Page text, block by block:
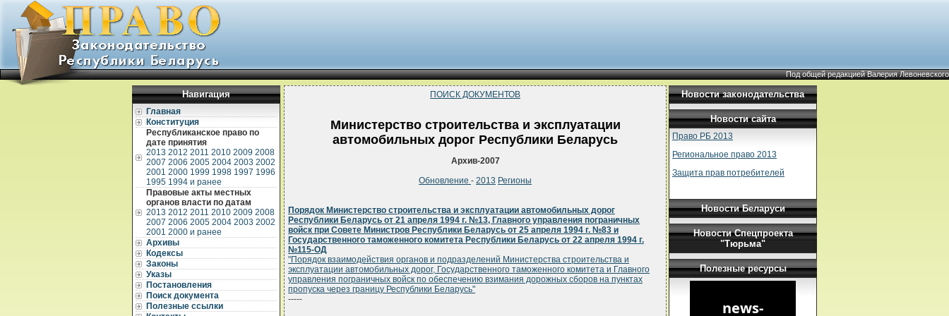
Под общей редакцией Валерия Левоневского
Навигация
Главная
Конституция
Республиканское право по
дате принятия
2013 2012 2011 2010 2009 2008
2007 2006 2005 2004 2003 2002
2001 2000 1999 1998 1997 1996
1995 1994 и ранее
Правовые акты местных
органов власти по датам
2013 2012 2011 2010 2009 2008
2007 2006 2005 2004 2003 2002
2001 2000 и ранее
Архивы
Кодексы
Законы
Указы
Постановления
Поиск документа
Полезные ссылки
ПОИСК ДОКУМЕНТОВ
Министерство строительства и эксплуатации
автомобильных дорог Республики Беларусь
Архив-2007
Обновление - 2013 Регионы
Порядок Министерство строительства и эксплуатации автомобильных дорог
Республики Беларусь от 21 апреля 1994 г. №13, Главного управления пограничных
войск при Совете Министров Республики Беларусь от 25 апреля 1994 г. №83 и
Государственного таможенного комитета Республики Беларусь от 22 апреля 1994 г.
№115-ОД
"Порядок взаимодействия органов и подразделений Министерства строительства и
эксплуатации автомобильных дорог, Государственного таможенного комитета и Главного
управления пограничных войск по обеспечению взимания дорожных сборов на пунктах
пропуска через границу Республики Беларусь"
-----
Новости законодательства
Новости сайта
Право РБ 2013
Региональное право 2013
Защита прав потребителей
Новости Беларуси
Новости Спецпроекта
"Тюрьма"
Полезные ресурсы